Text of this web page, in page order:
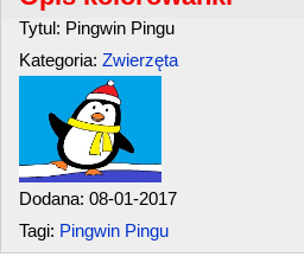
Tytul: Pingwin Pingu
Kategoria: Zwierzęta
Dodana: 08-01-2017
Tagi: Pingwin Pingu